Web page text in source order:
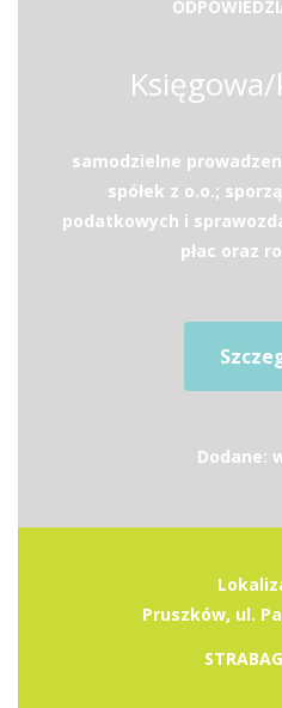
samodzielne
spółek z o.o.;
podatkowych i
płac oraz
Dodane:
Pruszków, ul.